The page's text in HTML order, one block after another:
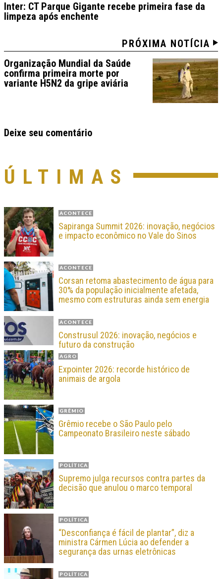
Inter: CT Parque Gigante recebe primeira fase da
limpeza após enchente
PRÓXIMA NOTÍCIA
Organização Mundial da Saúde
confirma primeira morte por
variante H5N2 da gripe aviária
Deixe seu comentário
ÚLTIMAS
ACONTECE
Sapiranga Summit 2026: inovação, negócios
e impacto econômico no Vale do Sinos
ACONTECE
Corsan retoma abastecimento de água para
30% da população inicialmente afetada,
mesmo com estruturas ainda sem energia
ACONTECE
Construsul 2026: inovação, negócios e
futuro da construção
AGRO
Expointer 2026: recorde histórico de
animais de argola
GRÊMIO
Grêmio recebe o São Paulo pelo
Campeonato Brasileiro neste sábado
POLÍTICA
Supremo julga recursos contra partes da
decisão que anulou o marco temporal
POLÍTICA
“Desconfiança é fácil de plantar”, diz a
ministra Cármen Lúcia ao defender a
segurança das urnas eletrônicas
POLÍTICA